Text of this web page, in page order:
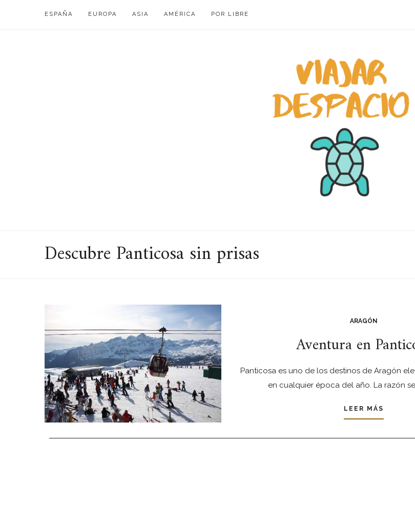
ESPAÑA EUROPA ASIA AMÉRICA POR LIBRE
Descubre Panticosa sin prisas
ARAGÓN
Aventura en
Panticosa es uno de los destinos de Aragón
en cualquier época del año. La razón
LEER MÁS